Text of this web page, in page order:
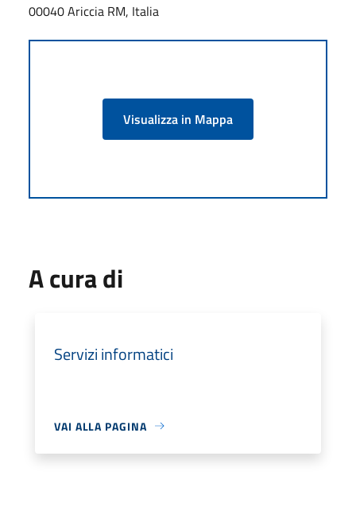
00040 Ariccia RM, Italia
Visualizza in Mappa
A cura di
Servizi informatici
VAI ALLA PAGINA